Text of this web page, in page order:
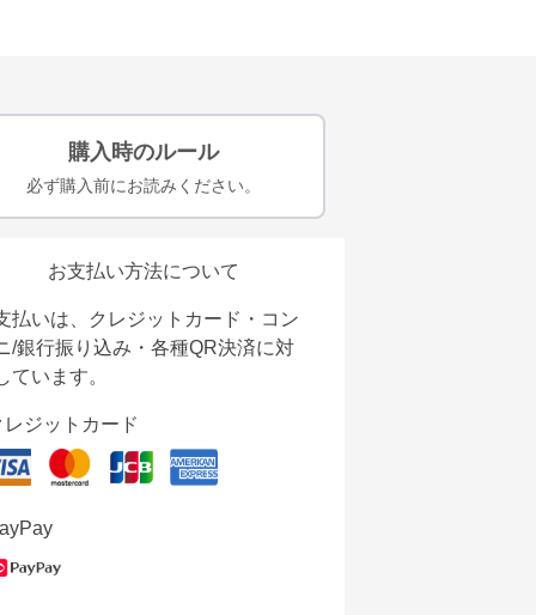
購入時のルール
必ず購入前にお読みください。
お支払い方法について
払いは、クレジットカード・コン
/銀行振り込み・各種QR決済に対
ています。
レジットカード